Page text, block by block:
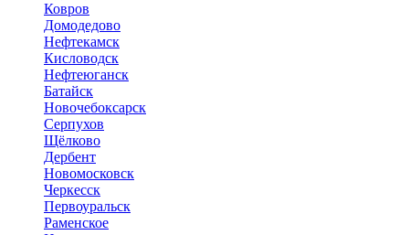
Ковров
Домодедово
Нефтекамск
Кисловодск
Нефтеюганск
Батайск
Новочебоксарск
Серпухов
Щёлково
Дербент
Новомосковск
Черкесск
Первоуральск
Раменское